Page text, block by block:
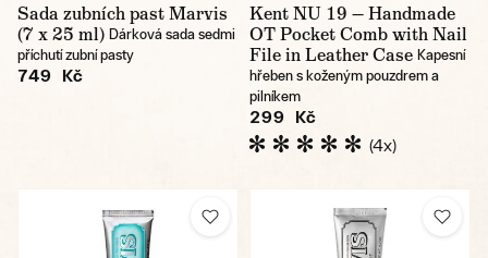
Sada zubních past Marvis
(7 x 25 ml) Dárková sada sedmi
příchutí zubní pasty
749 Kč
Kent NU 19 — Handmade
OT Pocket Comb with Nail
File in Leather Case Kapesní
hřeben s koženým pouzdrem a
pilníkem
299 Kč
(4x)